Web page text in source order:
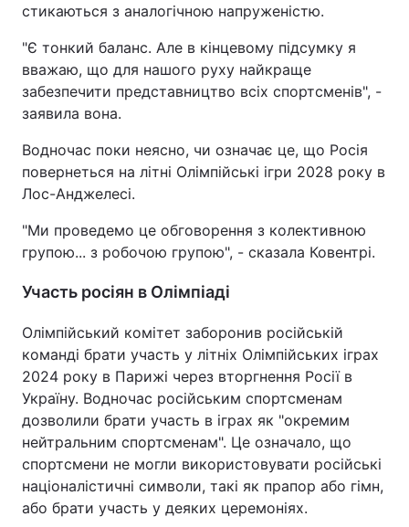
стикаються з аналогічною напруженістю.
"Є тонкий баланс. Але в кінцевому підсумку я
вважаю, що для нашого руху найкраще
забезпечити представництво всіх спортсменів", -
заявила вона.
Водночас поки неясно, чи означає це, що Росія
повернеться на літні Олімпійські ігри 2028 року в
Лос-Анджелесі.
"Ми проведемо це обговорення з колективною
групою... з робочою групою", - сказала Ковентрі.
Участь росіян в Олімпіаді
Олімпійський комітет заборонив російській
команді брати участь у літніх Олімпійських іграх
2024 року в Парижі через вторгнення Росії в
Україну. Водночас російським спортсменам
дозволили брати участь в іграх як "окремим
нейтральним спортсменам". Це означало, що
спортсмени не могли використовувати російські
націоналістичні символи, такі як прапор або гімн,
або брати участь у деяких церемоніях.